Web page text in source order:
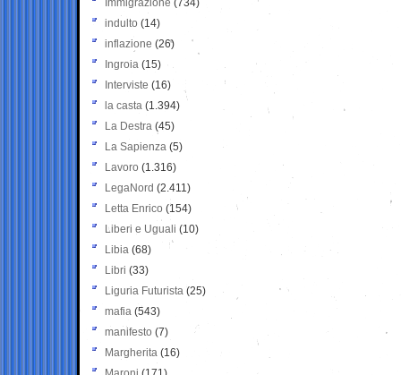
Immigrazione (734)
indulto (14)
inflazione (26)
Ingroia (15)
Interviste (16)
la casta (1.394)
La Destra (45)
La Sapienza (5)
Lavoro (1.316)
LegaNord (2.411)
Letta Enrico (154)
Liberi e Uguali (10)
Libia (68)
Libri (33)
Liguria Futurista (25)
mafia (543)
manifesto (7)
Margherita (16)